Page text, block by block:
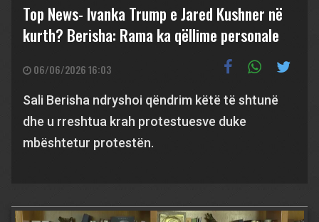
Top News- Ivanka Trump e Jared Kushner në
kurth? Berisha: Rama ka qëllime personale
06/06/2026 16:03
Sali Berisha ndryshoi qëndrim këtë të shtunë
dhe u rreshtua krah protestuesve duke
mbështetur protestën.